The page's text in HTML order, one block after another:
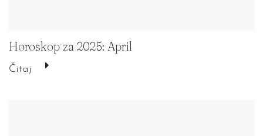
Horoskop za 2025: April
Čitaj